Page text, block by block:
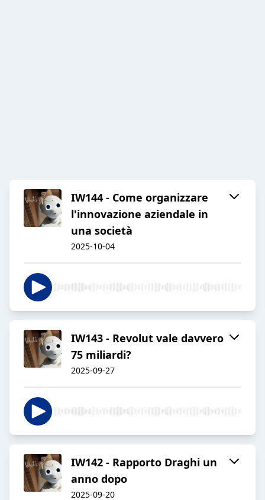
IW144 - Come organizzare
l'innovazione aziendale in
una società
2025-10-04
IW143 - Revolut vale davvero
75 miliardi?
2025-09-27
IW142 - Rapporto Draghi un
anno dopo
2025-09-20